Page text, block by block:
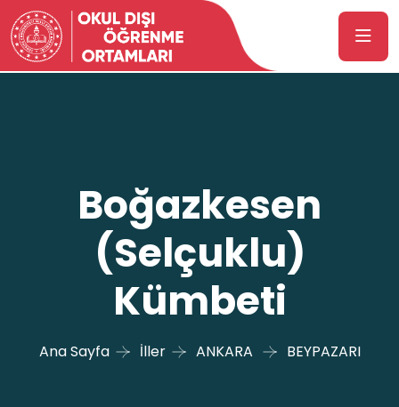
Boğazkesen
(Selçuklu)
Kümbeti
Ana Sayfa İller ANKARA BEYPAZARI